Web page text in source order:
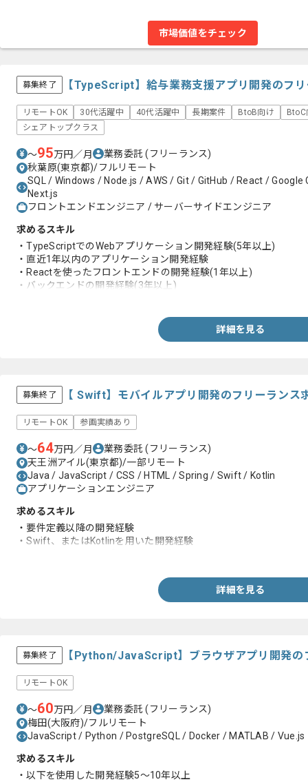
市場価値をチェック
募集終了 【TypeScript】給与業務支援アプリ開発のフ
リモートOK 30代活躍中 40代活躍中 長期案件 BtoB向け
BtoC
シェアトップクラス
〜95万円／月 業務委託(フリーランス)
秋葉原(東京都)/フルリモート
SQL / Windows / Node.js / AWS / Git / GitHub / React /
Next.js
フロントエンドエンジニア / サーバーサイドエンジニア
求めるスキル
・TypeScriptでのWebアプリケーション開発経験(5年以上)
・直近1年以内のアプリケーション開発経験
・Reactを使ったフロントエンドの開発経験(1年以上)
・バックエンドの開発経験(3年以上)
詳細を見る
募集終了 【 Swift】モバイルアプリ開発のフリーランス
リモートOK 参画実績あり
〜64万円／月 業務委託(フリーランス)
天王洲アイル(東京都)/一部リモート
Java / JavaScript / CSS / HTML / Spring / Swift / Kotlin
アプリケーションエンジニア
求めるスキル
・要件定義以降の開発経験
・Swift、またはKotlinを用いた開発経験
詳細を見る
募集終了 【Python/JavaScript】ブラウザアプリ開発の
リモートOK
〜60万円／月 業務委託(フリーランス)
梅田(大阪府)/フルリモート
JavaScript / Python / PostgreSQL / Docker / MATLAB / Vue.js
求めるスキル
・以下を使用した開発経験5～10年以上